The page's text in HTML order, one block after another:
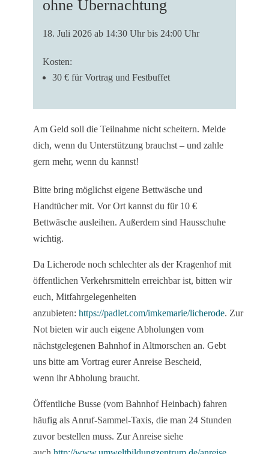
ohne Übernachtung
18. Juli 2026 ab 14:30 Uhr bis 24:00 Uhr
Kosten:
30 € für Vortrag und Festbuffet
Am Geld soll die Teilnahme nicht scheitern. Melde
dich, wenn du Unterstützung brauchst – und zahle
gern mehr, wenn du kannst!
Bitte bring möglichst eigene Bettwäsche und
Handtücher mit. Vor Ort kannst du für 10 €
Bettwäsche ausleihen. Außerdem sind Hausschuhe
wichtig.
Da Licherode noch schlechter als der Kragenhof mit
öffentlichen Verkehrsmitteln erreichbar ist, bitten wir
euch, Mitfahrgelegenheiten
anzubieten: https://padlet.com/imkemarie/licherode. Zur
Not bieten wir auch eigene Abholungen vom
nächstgelegenen Bahnhof in Altmorschen an. Gebt
uns bitte am Vortrag eurer Anreise Bescheid,
wenn ihr Abholung braucht.
Öffentliche Busse (vom Bahnhof Heinbach) fahren
häufig als Anruf-Sammel-Taxis, die man 24 Stunden
zuvor bestellen muss. Zur Anreise siehe